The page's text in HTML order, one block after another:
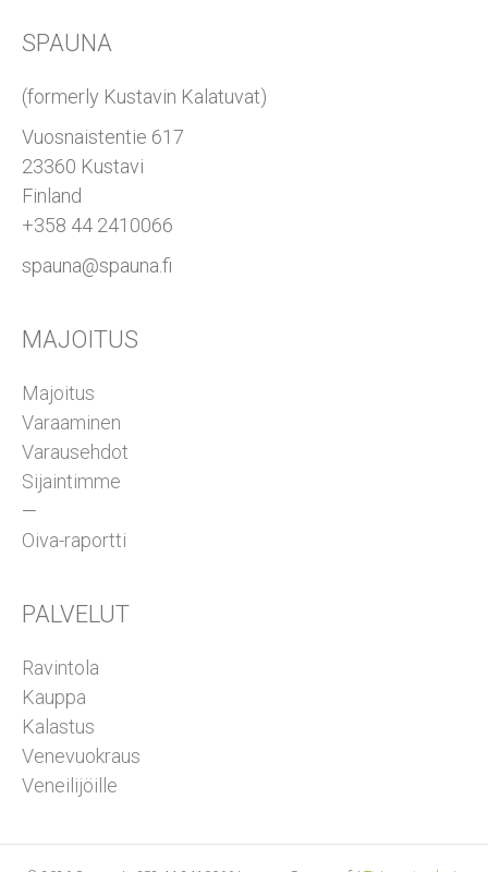
SPAUNA
(formerly Kustavin Kalatuvat)
Vuosnaistentie 617
23360 Kustavi
Finland
+358 44 2410066
spauna@spauna.fi
MAJOITUS
Majoitus
Varaaminen
Varausehdot
Sijaintimme
—
Oiva-raportti
PALVELUT
Ravintola
Kauppa
Kalastus
Venevuokraus
Veneilijöille